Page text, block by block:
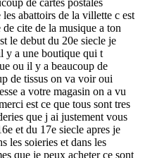
abattoirs de la villette c est
cite de la musique a ton
le debut du 20e siecle je
y a une boutique qui t
ou il y a beaucoup de
de tissus on va voir oui
a votre magasin on a vu
est ce que tous sont tres
que j ai justement vous
et du 17e siecle apres je
les soieries et dans les
que je peux acheter ce sont